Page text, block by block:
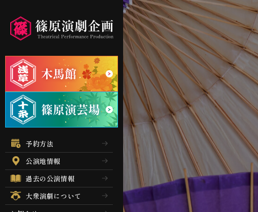
予約方法
公演地情報
過去の公演情報
大衆演劇について